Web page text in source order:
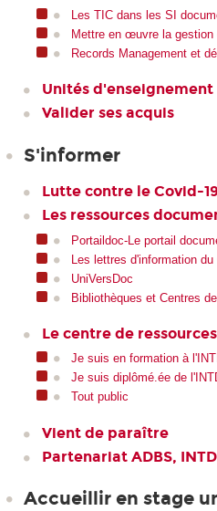
Les TIC dans les SI
Mettre en œuvre la gestion
Records Management et
Unités d'enseignement
Valider ses acquis
S'informer
Lutte contre le Covid-
Les ressources
Portaildoc-Le portail
Les lettres d'information du
UniVersDoc
Bibliothèques et Centres
Le centre de
Je suis en formation à
Je suis diplômé.ée de
Tout public
Vient de paraître
Partenariat ADBS,
Accueillir en stage